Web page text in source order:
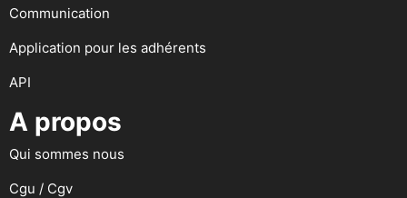
Communication
Application pour les adhérents
API
A propos
Qui sommes nous
Cgu / Cgv